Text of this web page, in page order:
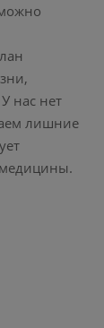
нас нет
лишние